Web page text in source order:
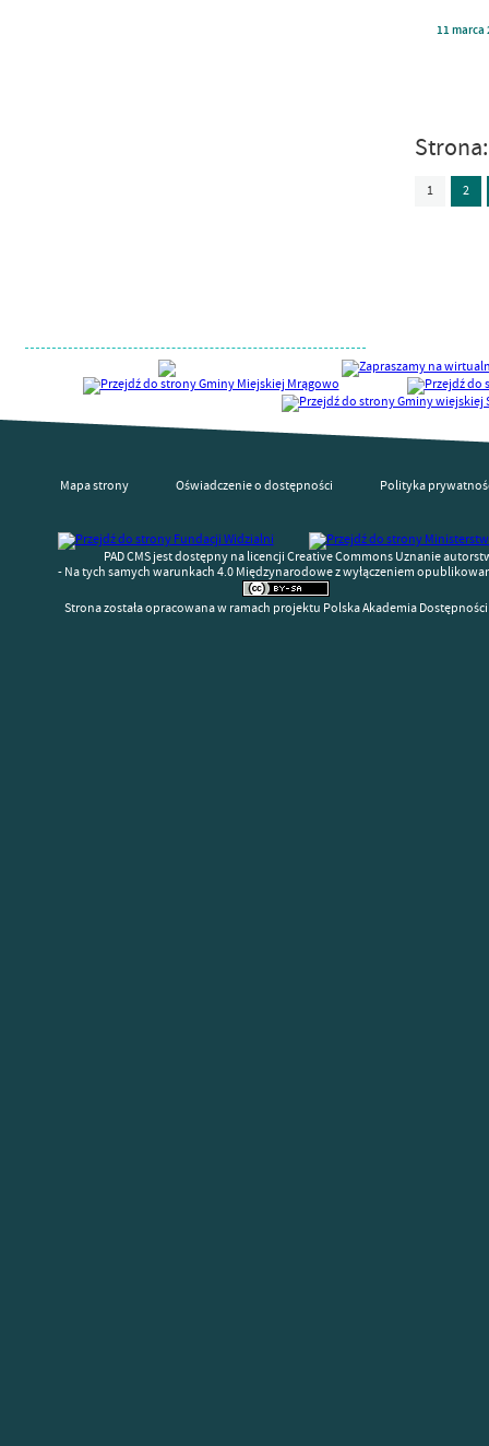
11 marca
1 2
Mapa strony Oświadczenie o dostępności Polityka
PAD CMS jest dostępny na licencji Creative Commons Uznanie
- Na tych samych warunkach 4.0 Międzynarodowe z wyłączeniem
Strona została opracowana w ramach projektu Polska Akademia